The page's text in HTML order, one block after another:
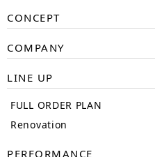
CONCEPT
COMPANY
LINE UP
FULL ORDER PLAN
Renovation
PERFORMANCE